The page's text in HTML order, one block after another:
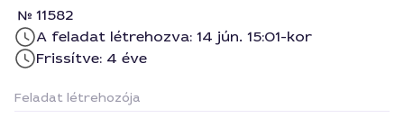
11582
A feladat létrehozva: 14 jún. 15:01-kor
Frissítve: 4 éve
Feladat létrehozója